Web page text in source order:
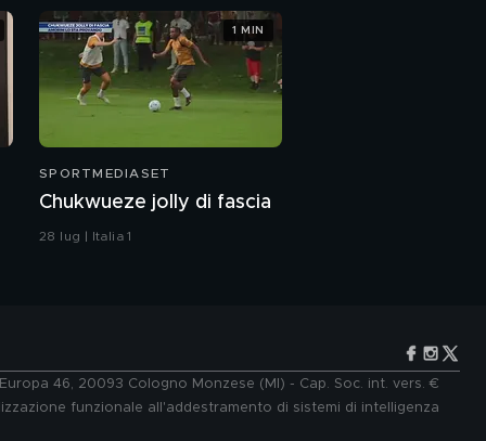
SPORTMEDIASET
Chukwueze jolly di fascia
28 lug | Italia 1
1 MIN
46, 20093 Cologno Monzese (MI) - Cap. Soc. int. vers. €
funzionale all'addestramento di sistemi di intelligenza